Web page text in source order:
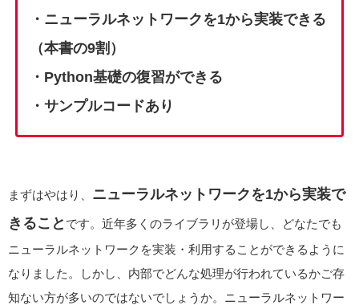
・ ニューラルネットワークを1から実装できる
（本書の9割）
・ Python基礎の復習ができる
・ サンプルコードあり
まずはやはり、 ニューラルネットワークを1から実装で
きること です。近年多くのライブラリが登場し、どなたでも
ニューラルネットワークを実装・利用することができるように
なりました。しかし、内部でどんな処理が行われているかご存
知ない方が多いのではないでしょうか。ニューラルネットワー